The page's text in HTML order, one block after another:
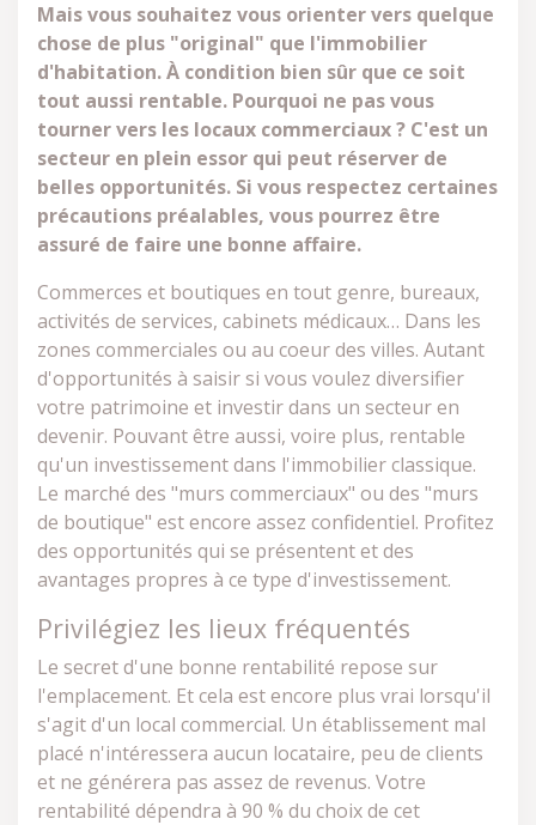
Mais vous souhaitez vous orienter vers quelque
chose de plus "original" que l'immobilier
d'habitation. À condition bien sûr que ce soit
tout aussi rentable. Pourquoi ne pas vous
tourner vers les locaux commerciaux ? C'est un
secteur en plein essor qui peut réserver de
belles opportunités. Si vous respectez certaines
précautions préalables, vous pourrez être
assuré de faire une bonne affaire.
Commerces et boutiques en tout genre, bureaux,
activités de services, cabinets médicaux… Dans les
zones commerciales ou au coeur des villes. Autant
d'opportunités à saisir si vous voulez diversifier
votre patrimoine et investir dans un secteur en
devenir. Pouvant être aussi, voire plus, rentable
qu'un investissement dans l'immobilier classique.
Le marché des "murs commerciaux" ou des "murs
de boutique" est encore assez confidentiel. Profitez
des opportunités qui se présentent et des
avantages propres à ce type d'investissement.
Privilégiez les lieux fréquentés
Le secret d'une bonne rentabilité repose sur
l'emplacement. Et cela est encore plus vrai lorsqu'il
s'agit d'un local commercial. Un établissement mal
placé n'intéressera aucun locataire, peu de clients
et ne générera pas assez de revenus. Votre
rentabilité dépendra à 90 % du choix de cet